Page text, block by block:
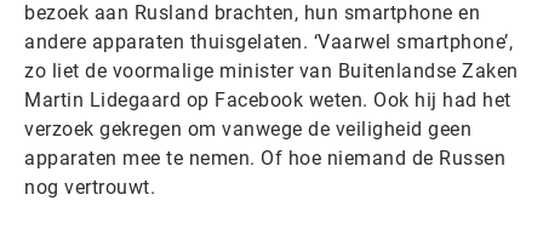
bezoek aan Rusland brachten, hun smartphone en
andere apparaten thuisgelaten. ‘Vaarwel smartphone’,
zo liet de voormalige minister van Buitenlandse Zaken
Martin Lidegaard op Facebook weten. Ook hij had het
verzoek gekregen om vanwege de veiligheid geen
apparaten mee te nemen. Of hoe niemand de Russen
nog vertrouwt.